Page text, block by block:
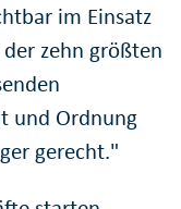
im Einsatz
zehn größten
und Ordnung
gerecht."